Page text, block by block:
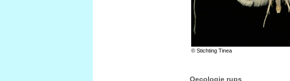
© Stichting Tinea
Oecologie rups